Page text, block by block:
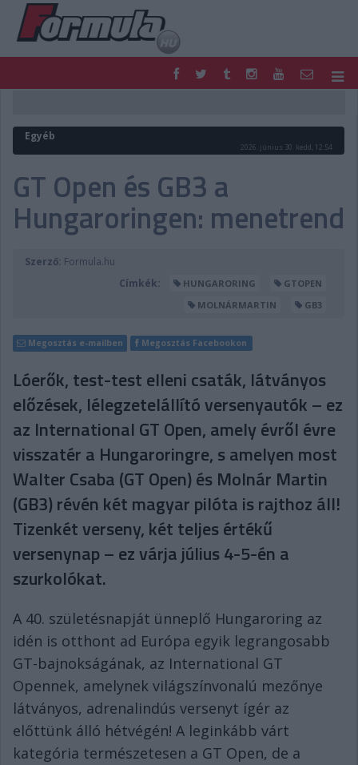
FORMULA
MOTOR
PODCAST
SHOP
LIVE
DIGITÁLIS MAGAZIN
PONTÁLLÁSOK
Egyéb
2026. június 30. kedd, 12:54
GT Open és GB3 a
Hungaroringen: menetrend
Szerző: Formula.hu
Címkék:
HUNGARORING
GTOPEN
MOLNÁRMARTIN
GB3
Megosztás e-mailben Megosztás Facebookon
Lóerők, test-test elleni csaták, látványos
előzések, lélegzetelállító versenyautók – ez
az International GT Open, amely évről évre
visszatér a Hungaroringre, s amelyen most
Walter Csaba (GT Open) és Molnár Martin
(GB3) révén két magyar pilóta is rajthoz áll!
Tizenkét verseny, két teljes értékű
versenynap – ez várja július 4-5-én a
szurkolókat.
A 40. születésnapját ünneplő Hungaroring az
idén is otthont ad Európa egyik legrangosabb
GT-bajnokságának, az International GT
Opennek, amelynek világszínvonalú mezőnye
látványos, adrenalindús versenyt ígér az
előttünk álló hétvégén! A leginkább várt
kategória természetesen a GT Open, de a